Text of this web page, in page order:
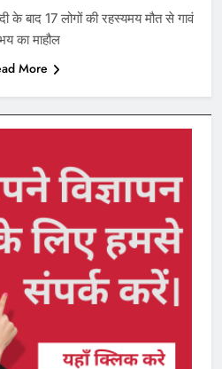
के बाद 17 लोगों की रहस्यमय मौत से गावं
का माहौल
More